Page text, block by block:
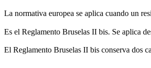
La normativa europea se aplica cuando un
Es el Reglamento Bruselas II bis. Se aplica
El Reglamento Bruselas II bis conserva dos